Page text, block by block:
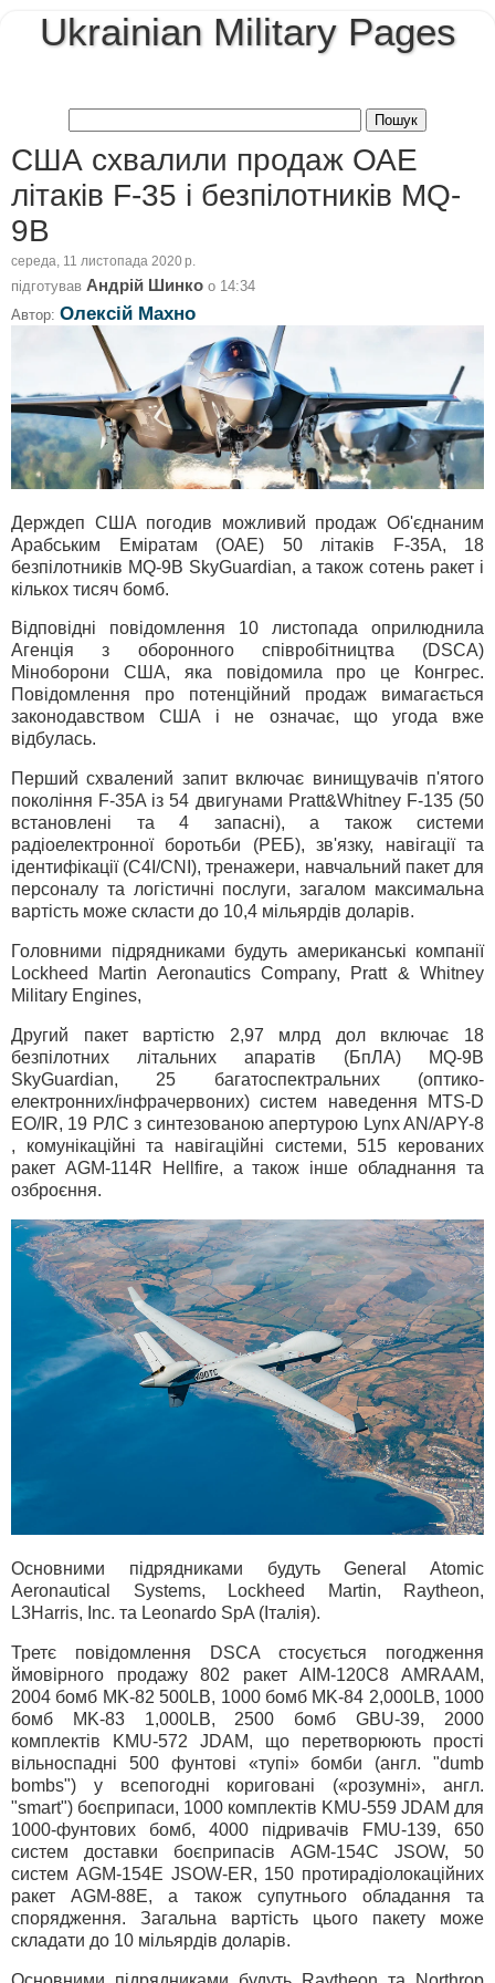
Ukrainian Military Pages
США схвалили продаж ОАЕ
літаків F-35 і безпілотників MQ-
9B
середа, 11 листопада 2020 р.
підготував Андрій Шинко о 14:34
Автор: Олексій Махно
Держдеп США погодив можливий продаж Об'єднаним
Арабським Еміратам (ОАЕ) 50 літаків F-35A, 18
безпілотників MQ-9B SkyGuardian, а також сотень ракет і
кількох тисяч бомб.
Відповідні повідомлення 10 листопада оприлюднила
Агенція з оборонного співробітництва (DSCA)
Міноборони США, яка повідомила про це Конгрес.
Повідомлення про потенційний продаж вимагається
законодавством США і не означає, що угода вже
відбулась.
Перший схвалений запит включає винищувачів п'ятого
покоління F-35A із 54 двигунами Pratt&Whitney F-135 (50
встановлені та 4 запасні), а також системи
радіоелектронної боротьби (РЕБ), зв'язку, навігації та
ідентифікації (C4I/CNI), тренажери, навчальний пакет для
персоналу та логістичні послуги, загалом максимальна
вартість може скласти до 10,4 мільярдів доларів.
Головними підрядниками будуть американські компанії
Lockheed Martin Aeronautics Company, Pratt & Whitney
Military Engines,
Другий пакет вартістю 2,97 млрд дол включає 18
безпілотних літальних апаратів (БпЛА) MQ-9B
SkyGuardian, 25 багатоспектральних (оптико-
електронних/інфрачервоних) систем наведення MTS-D
EO/IR, 19 РЛС з синтезованою апертурою Lynx AN/APY-8
, комунікаційні та навігаційні системи, 515 керованих
ракет AGM-114R Hellfire, а також інше обладнання та
озброєння.
Основними підрядниками будуть General Atomic
Aeronautical Systems, Lockheed Martin, Raytheon,
L3Harris, Inc. та Leonardo SpA (Італія).
Третє повідомлення DSCA стосується погодження
ймовірного продажу 802 ракет AIM-120C8 AMRAAM,
2004 бомб MK-82 500LB, 1000 бомб MK-84 2,000LB, 1000
бомб MK-83 1,000LB, 2500 бомб GBU-39, 2000
комплектів KMU-572 JDAM, що перетворюють прості
вільноспадні 500 фунтові «тупі» бомби (англ. "dumb
bombs") у всепогодні кориговані («розумні», англ.
"smart") боєприпаси, 1000 комплектів KMU-559 JDAM для
1000-фунтових бомб, 4000 підривачів FMU-139, 650
систем доставки боєприпасів AGM-154C JSOW, 50
систем AGM-154E JSOW-ER, 150 протирадіолокаційних
ракет AGM-88E, а також супутнього обладання та
спорядження. Загальна вартість цього пакету може
складати до 10 мільярдів доларів.